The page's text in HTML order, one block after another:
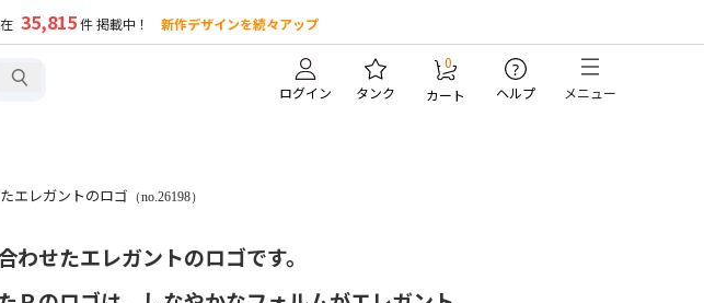
35,815件 掲載中！ 新作デザインを続々アップ
ログイン タンク
0
カート
?
ヘルプ メニュー
エレガントのロゴ （no.26198）
わせたエレガントのロゴです。